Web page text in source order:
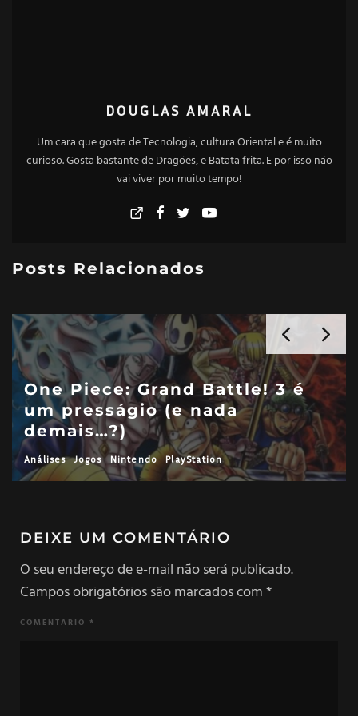
DOUGLAS AMARAL
Um cara que gosta de Tecnologia, cultura Oriental e é muito
curioso. Gosta bastante de Dragões, e Batata frita. E por isso não
vai viver por muito tempo!
Posts Relacionados
One Piece: Grand Battle! 3 é
um presságio (e nada
demais…?)
Análises Jogos Nintendo PlayStation
DEIXE UM COMENTÁRIO
O seu endereço de e-mail não será publicado.
Campos obrigatórios são marcados com*
COMENTÁRIO *